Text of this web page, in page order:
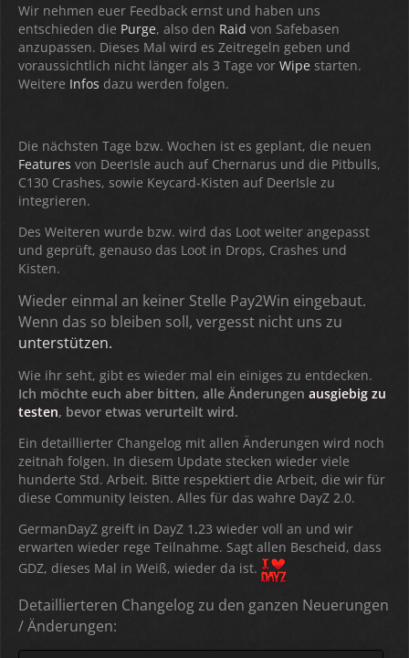
Wir nehmen euer Feedback ernst und haben uns
entschieden die Purge, also den Raid von Safebasen
anzupassen. Dieses Mal wird es Zeitregeln geben und
voraussichtlich nicht länger als 3 Tage vor Wipe starten.
Weitere Infos dazu werden folgen.
Die nächsten Tage bzw. Wochen ist es geplant, die neuen
Features von DeerIsle auch auf Chernarus und die Pitbulls,
C130 Crashes, sowie Keycard-Kisten auf DeerIsle zu
integrieren.
Des Weiteren wurde bzw. wird das Loot weiter angepasst
und geprüft, genauso das Loot in Drops, Crashes und
Kisten.
Wieder einmal an keiner Stelle Pay2Win eingebaut.
Wenn das so bleiben soll, vergesst nicht uns zu
unterstützen.
Wie ihr seht, gibt es wieder mal ein einiges zu entdecken.
Ich möchte euch aber bitten, alle Änderungen ausgiebig zu
testen, bevor etwas verurteilt wird.
Ein detaillierter Changelog mit allen Änderungen wird noch
zeitnah folgen. In diesem Update stecken wieder viele
hunderte Std. Arbeit. Bitte respektiert die Arbeit, die wir für
diese Community leisten. Alles für das wahre DayZ 2.0.
GermanDayZ greift in DayZ 1 .23 wieder voll an und wir
erwarten wieder rege Teilnahme. Sagt allen Bescheid, dass
GDZ, dieses Mal in Weiß, wieder da ist.
Detaillierteren Changelog zu den ganzen Neuerungen
/ Änderungen: